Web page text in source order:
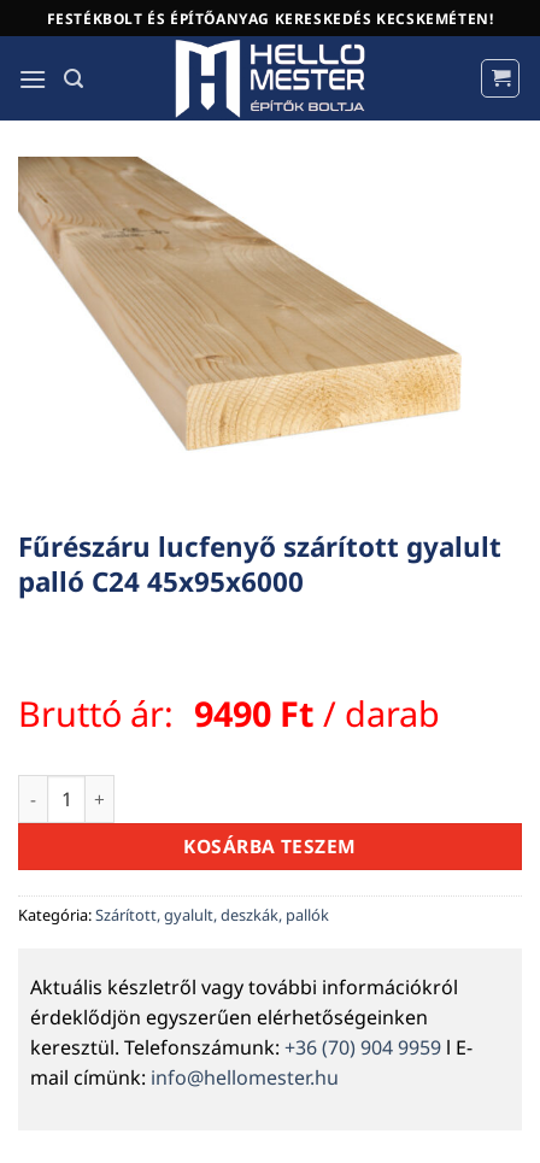
to
content
FESTÉKBOLT ÉS ÉPÍTŐANYAG KERESKEDÉS KECSKEMÉTEN!
Fűrészáru lucfenyő szárított gyalult
palló C24 45x95x6000
Bruttó ár: 9490 Ft / darab
Fűrészáru lucfenyő szárított gyalult palló C24 45x95x6000
KOSÁRBA TESZEM
Kategória:Szárított, gyalult, deszkák, pallók
Aktuális készletről vagy további információkról
érdeklődjön egyszerűen elérhetőségeinken
keresztül. Telefonszámunk: +36 (70) 904 9959 l E-
mail címünk: info@hellomester.hu